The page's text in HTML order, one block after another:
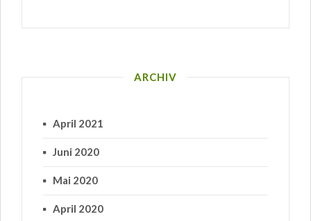
ARCHIV
April 2021
Juni 2020
Mai 2020
April 2020